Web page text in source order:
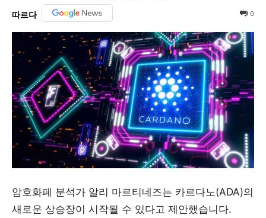
따르다 0
암호화폐 분석가 알리 마르티네즈는 카르다노(ADA)의
새로운 상승장이 시작될 수 있다고 제안했습니다.